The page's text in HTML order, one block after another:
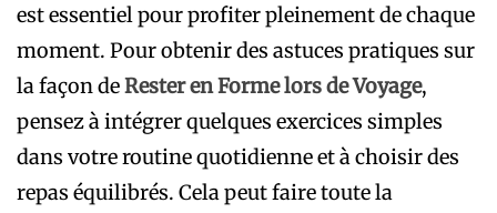
est essentiel pour profiter pleinement de chaque
moment. Pour obtenir des astuces pratiques sur
la façon deRester en Forme lors de Voyage,
pensez à intégrer quelques exercices simples
dans votre routine quotidienne et à choisir des
repas équilibrés. Cela peut faire toute la